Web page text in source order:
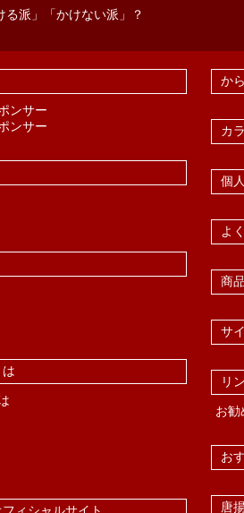
派」「かけない派」？
ンサー
ンサー
か
カ
個
よ
商
サ
リ
お勧
お
唐